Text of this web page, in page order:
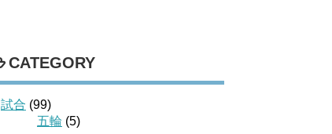
CATEGORY
試合 (99)
五輪 (5)